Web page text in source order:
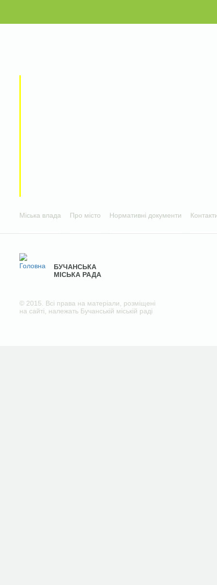
Міська влада Про місто Нормативні документи
БУЧАНСЬКА
МІСЬКА РАДА
© 2015. Всі права на матеріали, розміщені
на сайті, належать Бучанській міській раді